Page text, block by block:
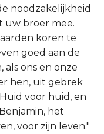
noodzakelijkheid
uw broer mee.
koren te
goed aan de
als ons en onze
hen, uit gebrek
voor huid, en
het
voor zijn leven."